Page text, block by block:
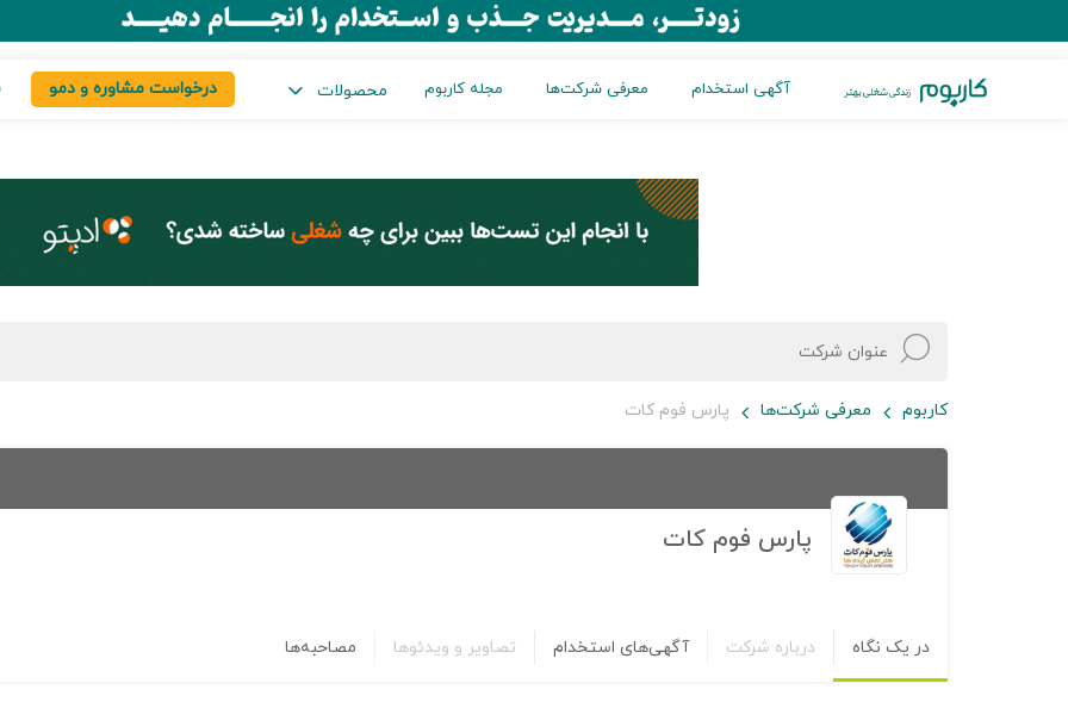
آگهی استخدام معرفی شرکت‌ها مجله کاربوم محصولات درخواست مشاوره و دمو
کاربوم معرفی شرکت‌ها پارس فوم کات
پارس فوم کات
در یک نگاه درباره شرکت آگهی‌های استخدام تصاویر و ویدئوها مصاحبه‌ها